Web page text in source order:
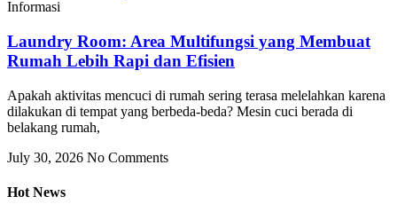
Informasi
Laundry Room: Area Multifungsi yang Membuat
Rumah Lebih Rapi dan Efisien
Apakah aktivitas mencuci di rumah sering terasa melelahkan karena
dilakukan di tempat yang berbeda-beda? Mesin cuci berada di
belakang rumah,
July 30, 2026 No Comments
Hot News